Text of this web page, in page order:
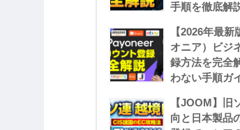
手順を徹底解
【2026年最
オニア）ビジ
録方法を完全
わない手順ガ
【JOOM】旧
向と日本製品